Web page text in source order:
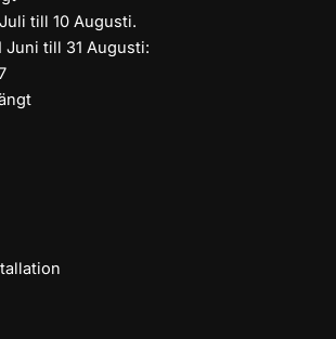
till 10 Augusti.
Juni till 31 Augusti: